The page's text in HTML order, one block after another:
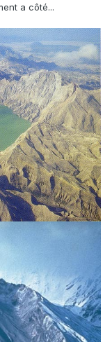
a côté...